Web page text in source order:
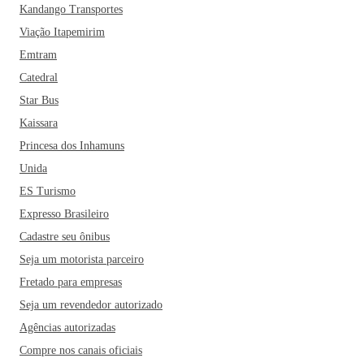
Kandango Transportes
Viação Itapemirim
Emtram
Catedral
Star Bus
Kaissara
Princesa dos Inhamuns
Unida
ES Turismo
Expresso Brasileiro
Cadastre seu ônibus
Seja um motorista parceiro
Fretado para empresas
Seja um revendedor autorizado
Agências autorizadas
Compre nos canais oficiais